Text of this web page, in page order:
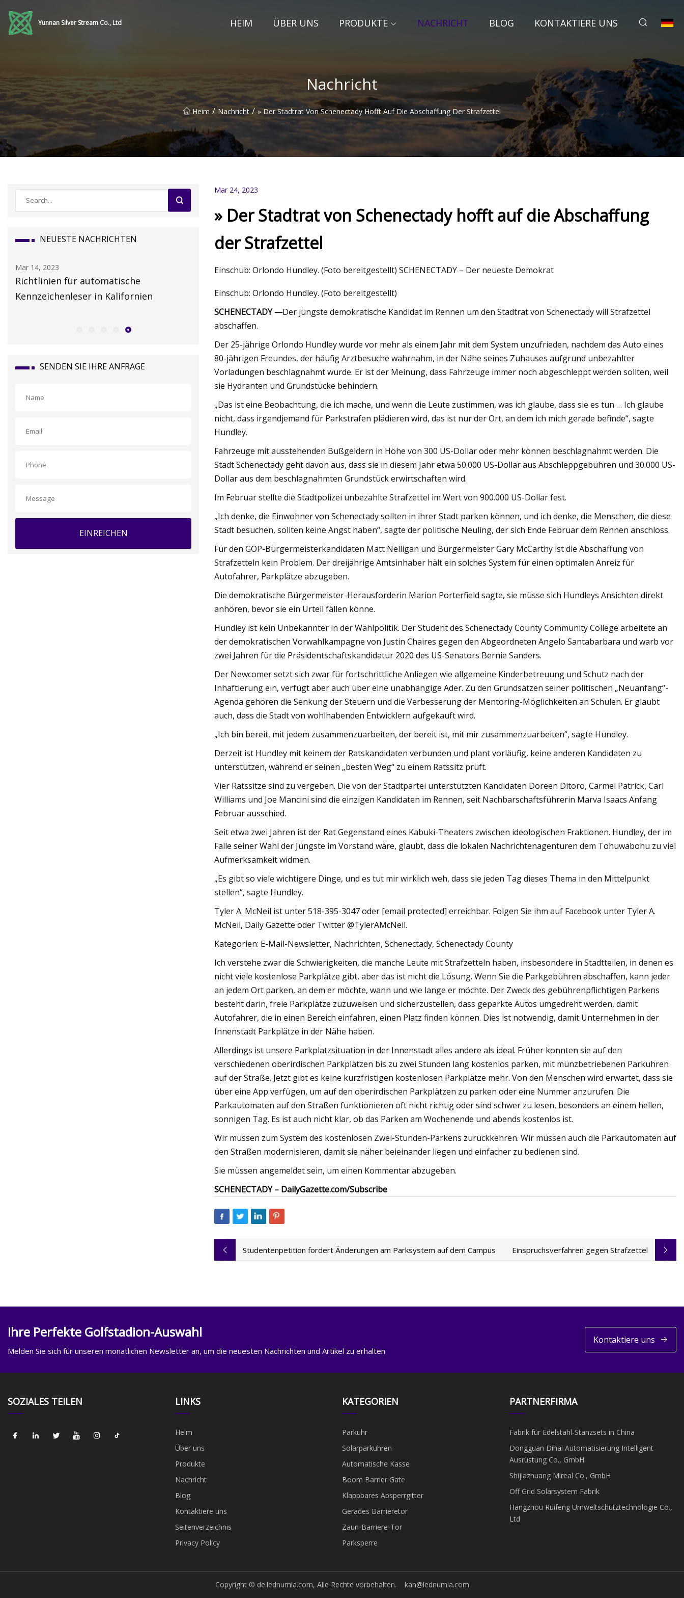
Yunnan Silver Stream Co., Ltd HEIM ÜBER UNS PRODUKTE NACHRICHT BLOG KONTAKTIERE UNS
Nachricht
Heim / Nachricht / » Der Stadtrat Von Schenectady Hofft Auf Die Abschaffung Der Strafzettel
NEUESTE NACHRICHTEN
Mar 14, 2023
Richtlinien für automatische
Kennzeichenleser in Kalifornien
Mar 06, 2023
Zahlungssystem
SENDEN SIE IHRE ANFRAGE
EINREICHEN
Mar 24, 2023
» Der Stadtrat von Schenectady hofft auf die Abschaffung
der Strafzettel
Einschub: Orlondo Hundley. (Foto bereitgestellt) SCHENECTADY – Der neueste Demokrat
Einschub: Orlondo Hundley. (Foto bereitgestellt)
SCHENECTADY —Der jüngste demokratische Kandidat im Rennen um den Stadtrat von Schenectady will Strafzettel
abschaffen.
Der 25-jährige Orlondo Hundley wurde vor mehr als einem Jahr mit dem System unzufrieden, nachdem das Auto eines
80-jährigen Freundes, der häufig Arztbesuche wahrnahm, in der Nähe seines Zuhauses aufgrund unbezahlter
Vorladungen beschlagnahmt wurde. Er ist der Meinung, dass Fahrzeuge immer noch abgeschleppt werden sollten, weil
sie Hydranten und Grundstücke behindern.
„Das ist eine Beobachtung, die ich mache, und wenn die Leute zustimmen, was ich glaube, dass sie es tun … Ich glaube
nicht, dass irgendjemand für Parkstrafen plädieren wird, das ist nur der Ort, an dem ich mich gerade befinde“, sagte
Hundley.
Fahrzeuge mit ausstehenden Bußgeldern in Höhe von 300 US-Dollar oder mehr können beschlagnahmt werden. Die
Stadt Schenectady geht davon aus, dass sie in diesem Jahr etwa 50.000 US-Dollar aus Abschleppgebühren und 30.000 US-
Dollar aus dem beschlagnahmten Grundstück erwirtschaften wird.
Im Februar stellte die Stadtpolizei unbezahlte Strafzettel im Wert von 900.000 US-Dollar fest.
„Ich denke, die Einwohner von Schenectady sollten in ihrer Stadt parken können, und ich denke, die Menschen, die diese
Stadt besuchen, sollten keine Angst haben“, sagte der politische Neuling, der sich Ende Februar dem Rennen anschloss.
Für den GOP-Bürgermeisterkandidaten Matt Nelligan und Bürgermeister Gary McCarthy ist die Abschaffung von
Strafzetteln kein Problem. Der dreijährige Amtsinhaber hält ein solches System für einen optimalen Anreiz für
Autofahrer, Parkplätze abzugeben.
Die demokratische Bürgermeister-Herausforderin Marion Porterfield sagte, sie müsse sich Hundleys Ansichten direkt
anhören, bevor sie ein Urteil fällen könne.
Hundley ist kein Unbekannter in der Wahlpolitik. Der Student des Schenectady County Community College arbeitete an
der demokratischen Vorwahlkampagne von Justin Chaires gegen den Abgeordneten Angelo Santabarbara und warb vor
zwei Jahren für die Präsidentschaftskandidatur 2020 des US-Senators Bernie Sanders.
Der Newcomer setzt sich zwar für fortschrittliche Anliegen wie allgemeine Kinderbetreuung und Schutz nach der
Inhaftierung ein, verfügt aber auch über eine unabhängige Ader. Zu den Grundsätzen seiner politischen „Neuanfang“-
Agenda gehören die Senkung der Steuern und die Verbesserung der Mentoring-Möglichkeiten an Schulen. Er glaubt
auch, dass die Stadt von wohlhabenden Entwicklern aufgekauft wird.
„Ich bin bereit, mit jedem zusammenzuarbeiten, der bereit ist, mit mir zusammenzuarbeiten“, sagte Hundley.
Derzeit ist Hundley mit keinem der Ratskandidaten verbunden und plant vorläufig, keine anderen Kandidaten zu
unterstützen, während er seinen „besten Weg“ zu einem Ratssitz prüft.
Vier Ratssitze sind zu vergeben. Die von der Stadtpartei unterstützten Kandidaten Doreen Ditoro, Carmel Patrick, Carl
Williams und Joe Mancini sind die einzigen Kandidaten im Rennen, seit Nachbarschaftsführerin Marva Isaacs Anfang
Februar ausschied.
Seit etwa zwei Jahren ist der Rat Gegenstand eines Kabuki-Theaters zwischen ideologischen Fraktionen. Hundley, der im
Falle seiner Wahl der Jüngste im Vorstand wäre, glaubt, dass die lokalen Nachrichtenagenturen dem Tohuwabohu zu viel
Aufmerksamkeit widmen.
„Es gibt so viele wichtigere Dinge, und es tut mir wirklich weh, dass sie jeden Tag dieses Thema in den Mittelpunkt
stellen“, sagte Hundley.
Tyler A. McNeil ist unter 518-395-3047 oder [email protected] erreichbar. Folgen Sie ihm auf Facebook unter Tyler A.
McNeil, Daily Gazette oder Twitter @TylerAMcNeil.
Kategorien: E-Mail-Newsletter, Nachrichten, Schenectady, Schenectady County
Ich verstehe zwar die Schwierigkeiten, die manche Leute mit Strafzetteln haben, insbesondere in Stadtteilen, in denen es
nicht viele kostenlose Parkplätze gibt, aber das ist nicht die Lösung. Wenn Sie die Parkgebühren abschaffen, kann jeder
an jedem Ort parken, an dem er möchte, wann und wie lange er möchte. Der Zweck des gebührenpflichtigen Parkens
besteht darin, freie Parkplätze zuzuweisen und sicherzustellen, dass geparkte Autos umgedreht werden, damit
Autofahrer, die in einen Bereich einfahren, einen Platz finden können. Dies ist notwendig, damit Unternehmen in der
Innenstadt Parkplätze in der Nähe haben.
Allerdings ist unsere Parkplatzsituation in der Innenstadt alles andere als ideal. Früher konnten sie auf den
verschiedenen oberirdischen Parkplätzen bis zu zwei Stunden lang kostenlos parken, mit münzbetriebenen Parkuhren
auf der Straße. Jetzt gibt es keine kurzfristigen kostenlosen Parkplätze mehr. Von den Menschen wird erwartet, dass sie
über eine App verfügen, um auf den oberirdischen Parkplätzen zu parken oder eine Nummer anzurufen. Die
Parkautomaten auf den Straßen funktionieren oft nicht richtig oder sind schwer zu lesen, besonders an einem hellen,
sonnigen Tag. Es ist auch nicht klar, ob das Parken am Wochenende und abends kostenlos ist.
Wir müssen zum System des kostenlosen Zwei-Stunden-Parkens zurückkehren. Wir müssen auch die Parkautomaten auf
den Straßen modernisieren, damit sie näher beieinander liegen und einfacher zu bedienen sind.
Sie müssen angemeldet sein, um einen Kommentar abzugeben.
SCHENECTADY – DailyGazette.com/Subscribe
Studentenpetition fordert Änderungen am Parksystem auf dem Campus Einspruchsverfahren gegen Strafzettel
Ihre Perfekte Golfstadion-Auswahl
Melden Sie sich für unseren monatlichen Newsletter an, um die neuesten Nachrichten und Artikel zu erhalten
Kontaktiere uns
SOZIALES TEILEN LINKS
Heim
Über uns
Produkte
Nachricht
Blog
Kontaktiere uns
Seitenverzeichnis
Privacy Policy
KATEGORIEN
Parkuhr
Solarparkuhren
Automatische Kasse
Boom Barrier Gate
Klappbares Absperrgitter
Gerades Barrieretor
Zaun-Barriere-Tor
Parksperre
PARTNERFIRMA
Fabrik für Edelstahl-Stanzsets in China
Dongguan Dihai Automatisierung Intelligent
Ausrüstung Co., GmbH
Shijiazhuang Mireal Co., GmbH
Off Grid Solarsystem Fabrik
Hangzhou Ruifeng Umweltschutztechnologie Co.,
Ltd
Copyright © de.lednumia.com, Alle Rechte vorbehalten. kan@lednumia.com